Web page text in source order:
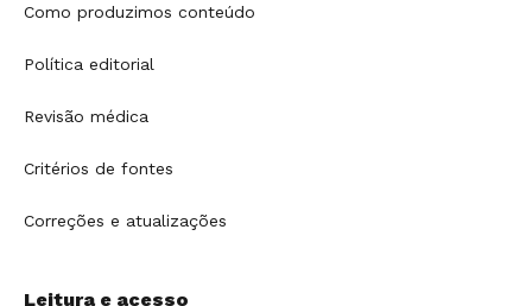
Como produzimos conteúdo
Política editorial
Revisão médica
Critérios de fontes
Correções e atualizações
Leitura e acesso